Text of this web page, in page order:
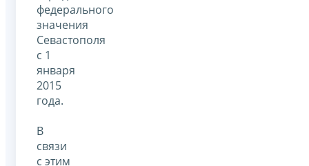
федерального
значения
Севастополя
с 1
января
2015
года.
В
связи
с этим